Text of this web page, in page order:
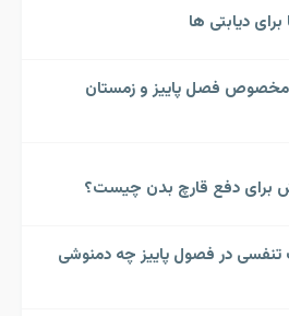
دیابتی ها
فصل پاییز و زمستان
برای دفع قارچ بدن چیست؟
در فصول پاییز چه دمنوشی